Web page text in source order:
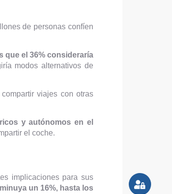
de personas confíen
que el 36% consideraría
modos alternativos de
viajes con otras
y autónomos en el
el coche.
implicaciones para sus
un 16%, hasta los